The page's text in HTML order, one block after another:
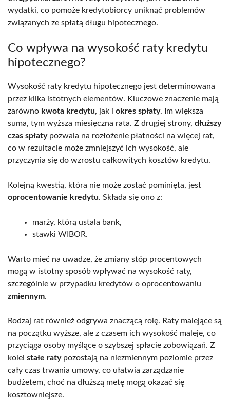
wydatki, co pomoże kredytobiorcy uniknąć problemów
związanych ze spłatą długu hipotecznego.
Co wpływa na wysokość raty kredytu
hipotecznego?
Wysokość raty kredytu hipotecznego jest determinowana
przez kilka istotnych elementów. Kluczowe znaczenie mają
zarówno kwota kredytu, jak i okres spłaty. Im większa
suma, tym wyższa miesięczna rata. Z drugiej strony, dłuższy
czas spłatypozwala na rozłożenie płatności na więcej rat,
co w rezultacie może zmniejszyć ich wysokość, ale
przyczynia się do wzrostu całkowitych kosztów kredytu.
Kolejną kwestią, która nie może zostać pominięta, jest
oprocentowanie kredytu. Składa się ono z:
marży, którą ustala bank,
stawki WIBOR.
Warto mieć na uwadze, że zmiany stóp procentowych
mogą w istotny sposób wpływać na wysokość raty,
szczególnie w przypadku kredytów o oprocentowaniu
zmiennym.
Rodzaj rat również odgrywa znaczącą rolę. Raty malejące są
na początku wyższe, ale z czasem ich wysokość maleje, co
przyciąga osoby myślące o szybszej spłacie zobowiązań. Z
kolei stałe ratypozostają na niezmiennym poziomie przez
cały czas trwania umowy, co ułatwia zarządzanie
budżetem, choć na dłuższą metę mogą okazać się
kosztowniejsze.